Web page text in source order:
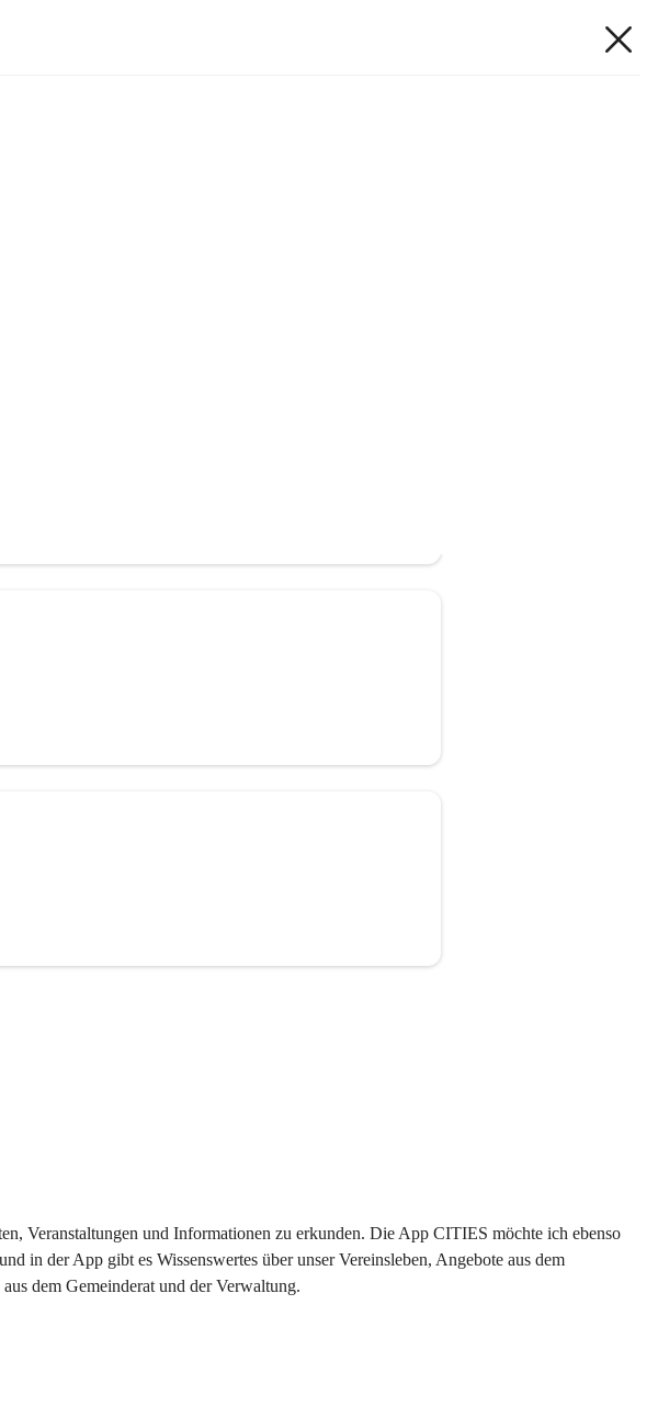
Veranstaltungen und Informationen zu erkunden. Die App CITIES möchte ich ebenso
in der App gibt es Wissenswertes über unser Vereinsleben, Angebote aus dem
dem Gemeinderat und der Verwaltung.